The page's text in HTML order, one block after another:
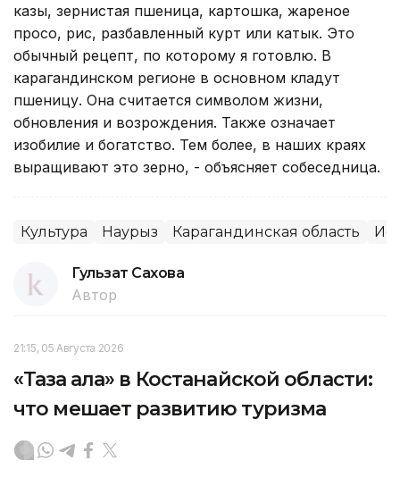
казы, зернистая пшеница, картошка, жареное
просо, рис, разбавленный курт или катык. Это
обычный рецепт, по которому я готовлю. В
карагандинском регионе в основном кладут
пшеницу. Она считается символом жизни,
обновления и возрождения. Также означает
изобилие и богатство. Тем более, в наших краях
выращивают это зерно, - объясняет собеседница.
Культура Наурыз Карагандинская область
Гульзат Сахова
Автор
21:15, 05 Августа 2026
«Таза қала» в Костанайской области:
что мешает развитию туризма